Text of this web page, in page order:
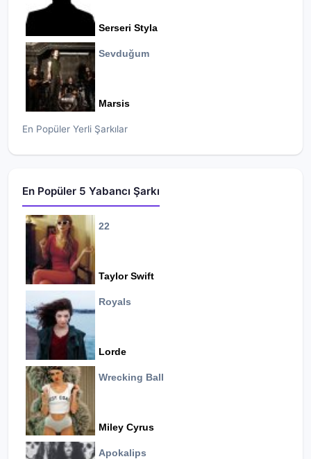
Serseri Styla
Sevduğum
Marsis
En Popüler Yerli Şarkılar
En Popüler 5 Yabancı Şarkı
22
Taylor Swift
Royals
Lorde
Wrecking Ball
Miley Cyrus
Apokalips